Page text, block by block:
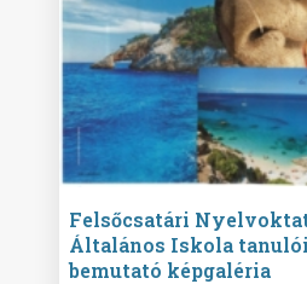
Felsőcsatári
Általános Iskola
bemutató képgaléria